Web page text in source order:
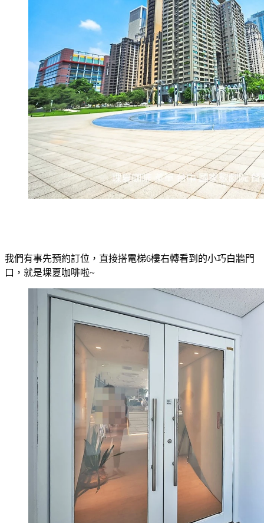
我們有事先預約訂位，直接搭電梯6樓右轉看到的小巧白牆門
口，就是堁夏咖啡啦~